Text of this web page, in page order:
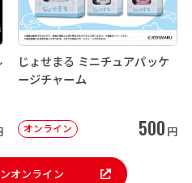
じょせまる ミニチュアパッケ
ージチャーム
オンライン 500 円
オンライン